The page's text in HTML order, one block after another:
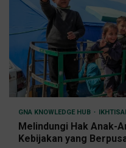
GNA KNOWLEDGE HUB
Melindungi Hak Anak-
Kebijakan yang